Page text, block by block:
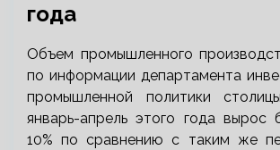
года
Объем промышленного
по информации департамента
промышленной политики
январь-апрель этого года вырос
10% по сравнению с таким же